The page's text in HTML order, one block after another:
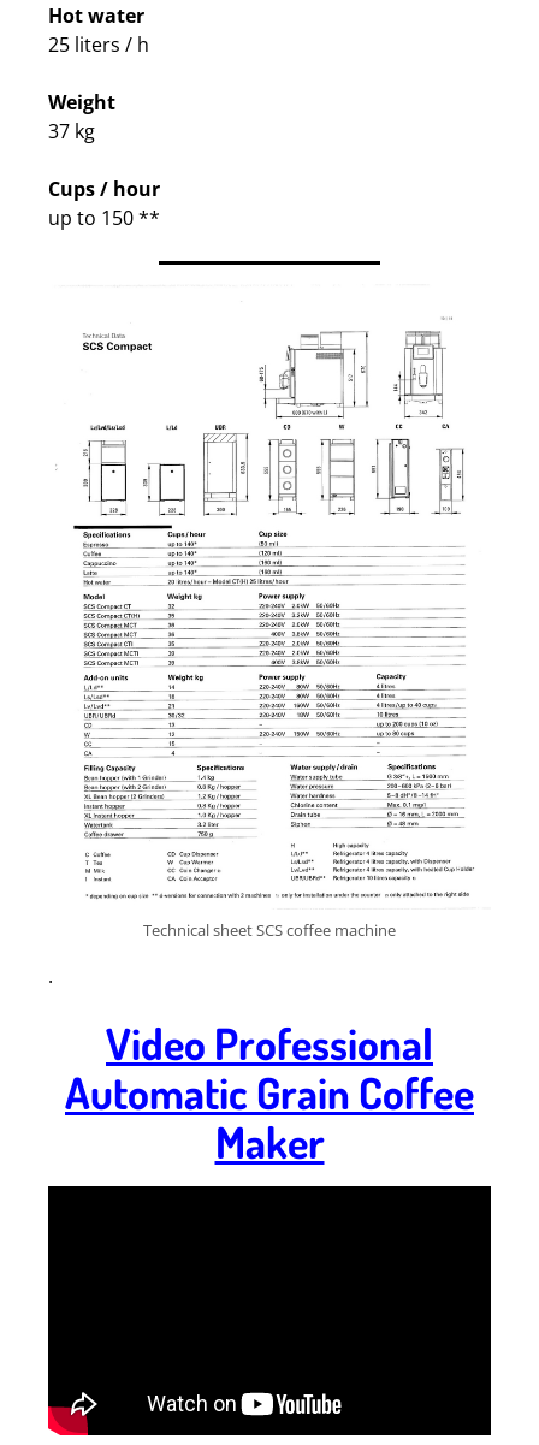
Hot water
25 liters / h
Weight
37 kg
Cups / hour
up to 150 **
Technical sheet SCS coffee machine
.
Video Professional
Automatic Grain Coffee
Maker